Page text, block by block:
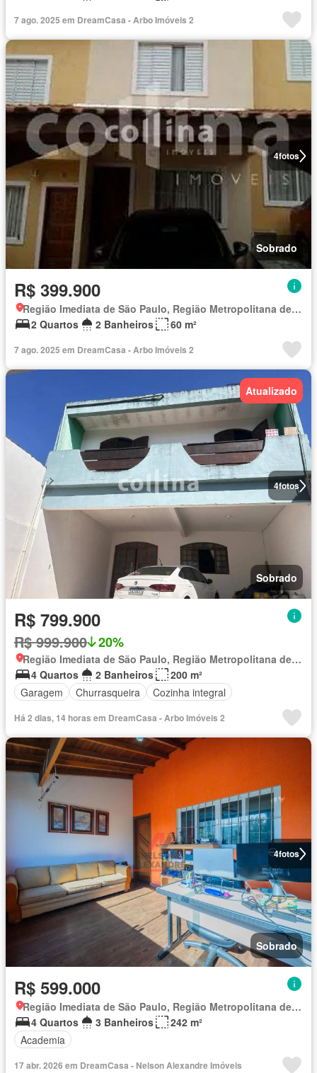
7 ago. 2025 em DreamCasa - Arbo Imóveis 2
4fotos
Sobrado
R$ 399.900
Região Imediata de São Paulo, Região Metropolitana de São Paulo
2 Quartos
2 Banheiros 60 m²
7 ago. 2025 em DreamCasa - Arbo Imóveis 2
4fotos
Atualizado
Sobrado
R$ 799.900
R$ 999.900 20%
Região Imediata de São Paulo, Região Metropolitana de São Paulo
4 Quartos
2 Banheiros
200 m²
Garagem
Churrasqueira Cozinha integral
Há 2 dias, 14 horas em DreamCasa - Arbo Imóveis 2
4fotos
Sobrado
R$ 599.000
Região Imediata de São Paulo, Região Metropolitana de São Paulo
4 Quartos
3 Banheiros
242 m²
Academia
17 abr. 2026 em DreamCasa - Nelson Alexandre Imóveis